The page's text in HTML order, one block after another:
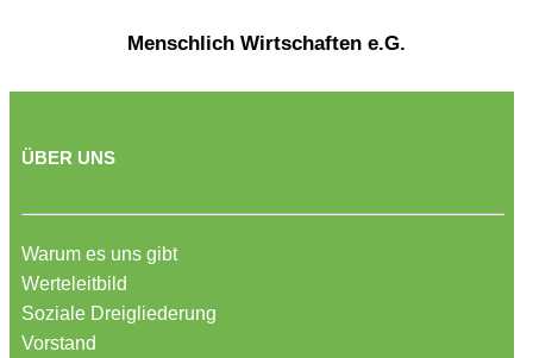
Menschlich Wirtschaften e.G.
ÜBER UNS
Warum es uns gibt
Werteleitbild
Soziale Dreigliederung
Vorstand